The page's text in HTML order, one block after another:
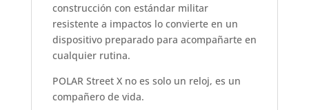
construcción con estándar militar
resistente a impactos lo convierte en un
dispositivo preparado para acompañarte en
cualquier rutina.
POLAR Street X no es solo un reloj, es un
compañero de vida.